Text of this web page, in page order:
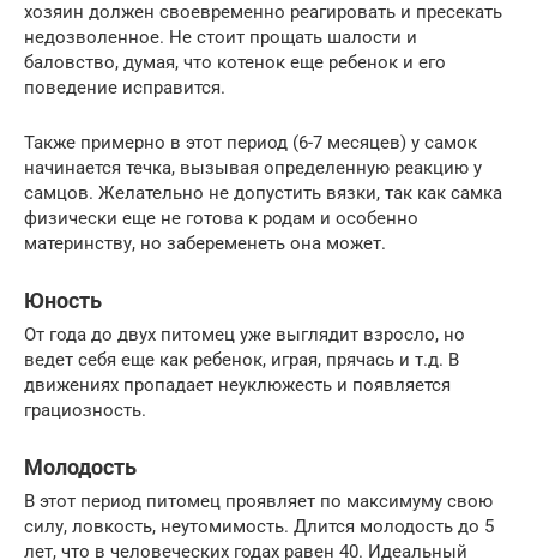
хозяин должен своевременно реагировать и пресекать
недозволенное. Не стоит прощать шалости и
баловство, думая, что котенок еще ребенок и его
поведение исправится.
Также примерно в этот период (6-7 месяцев) у самок
начинается течка, вызывая определенную реакцию у
самцов. Желательно не допустить вязки, так как самка
физически еще не готова к родам и особенно
материнству, но забеременеть она может.
Юность
От года до двух питомец уже выглядит взросло, но
ведет себя еще как ребенок, играя, прячась и т.д. В
движениях пропадает неуклюжесть и появляется
грациозность.
Молодость
В этот период питомец проявляет по максимуму свою
силу, ловкость, неутомимость. Длится молодость до 5
лет, что в человеческих годах равен 40. Идеальный